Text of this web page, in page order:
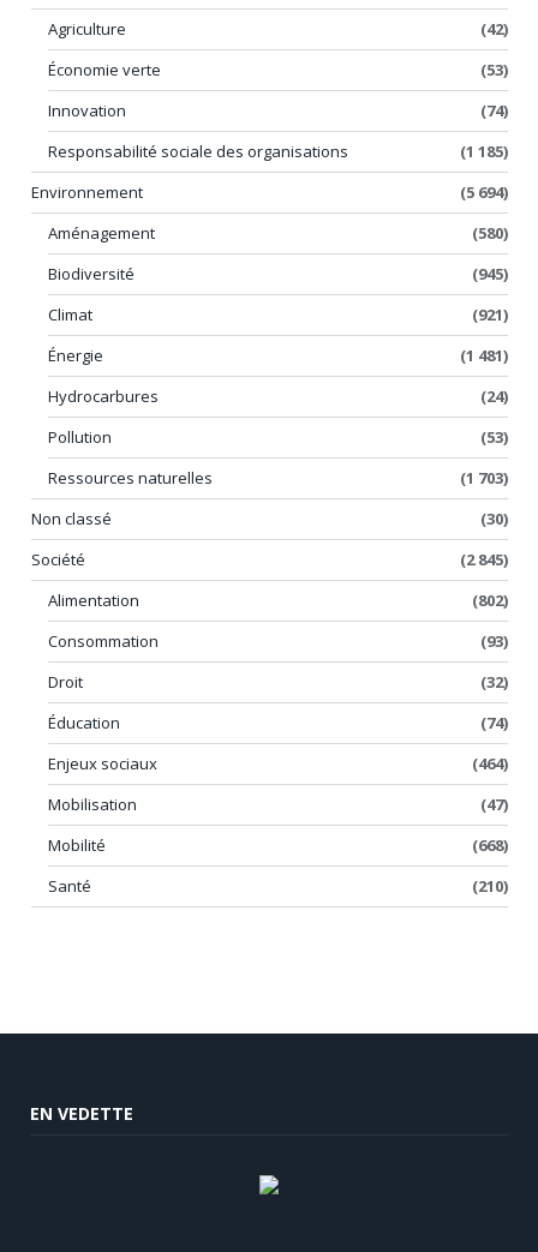
Agriculture
(42)
Économie verte
(53)
Innovation
(74)
Responsabilité sociale des organisations
(1 185)
Environnement
(5 694)
Aménagement
(580)
Biodiversité
(945)
Climat
(921)
Énergie
(1 481)
Hydrocarbures
(24)
Pollution
(53)
Ressources naturelles
(1 703)
Non classé
(30)
Société
(2 845)
Alimentation
(802)
Consommation
(93)
Droit
(32)
Éducation
(74)
Enjeux sociaux
(464)
Mobilisation
(47)
Mobilité
(668)
Santé
(210)
EN VEDETTE